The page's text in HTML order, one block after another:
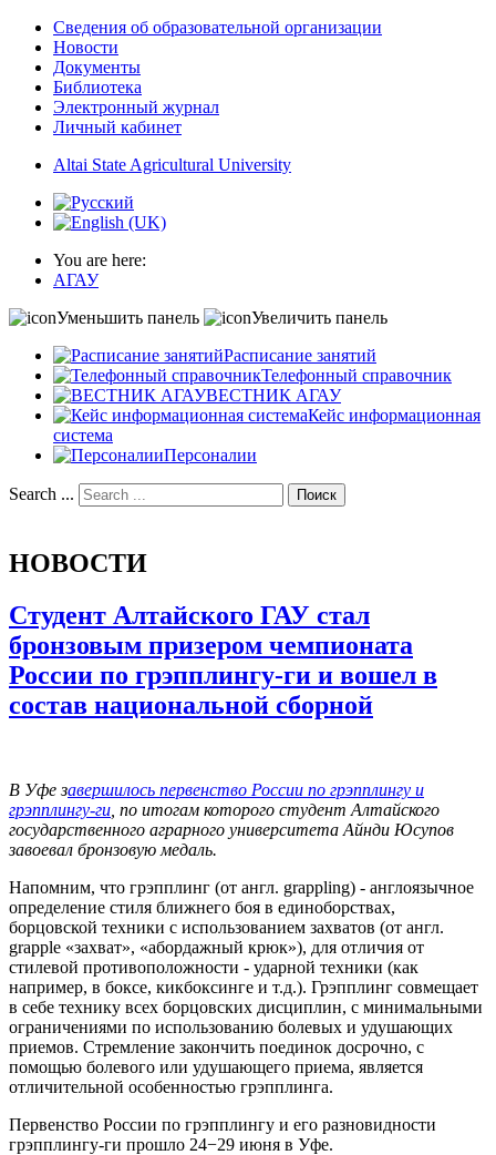
Сведения об образовательной организации
Новости
Документы
Библиотека
Электронный журнал
Личный кабинет
Altai State Agricultural University
You are here:
АГАУ
Уменьшить панель
Увеличить панель
Расписание занятий
Телефонный справочник
ВЕСТНИК АГАУ
Кейс информационная
система
Персоналии
Search ... Поиск
НОВОСТИ
Студент Алтайского ГАУ стал
бронзовым призером чемпионата
России по грэпплингу-ги и вошел в
состав национальной сборной
В Уфе завершилось первенство России по грэпплингу и
грэпплингу-ги , по итогам которого студент Алтайского
государственного аграрного университета Айнди Юсупов
завоевал бронзовую медаль.
Напомним, что грэпплинг (от англ. grappling) - англоязычное
определение стиля ближнего боя в единоборствах,
борцовской техники с использованием захватов (от англ.
grapple «захват», «абордажный крюк»), для отличия от
стилевой противоположности - ударной техники (как
например, в боксе, кикбоксинге и т.д.). Грэпплинг совмещает
в себе технику всех борцовских дисциплин, с минимальными
ограничениями по использованию болевых и удушающих
приемов. Стремление закончить поединок досрочно, с
помощью болевого или удушающего приема, является
отличительной особенностью грэпплинга.
Первенство России по грэпплингу и его разновидности
грэпплингу-ги прошло 24−29 июня в Уфе.